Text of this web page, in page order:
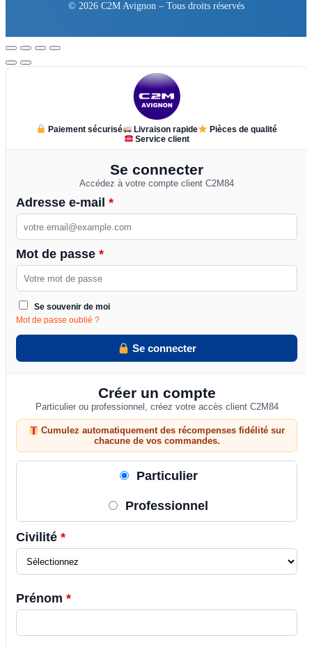
© 2026 C2M Avignon – Tous droits réservés
Paiement sécurisé Livraison rapide
Pièces de qualité
Service client
Se connecter
Accédez à votre compte client C2M84
Adresse e-mail *
Mot de passe *
Se souvenir de moi
Mot de passe oublié ?
Se connecter
Créer un compte
Particulier ou professionnel, créez votre accès client C2M84
Cumulez automatiquement des récompenses fidélité sur
chacune de vos commandes.
Particulier
Professionnel
Civilité *
Prénom *